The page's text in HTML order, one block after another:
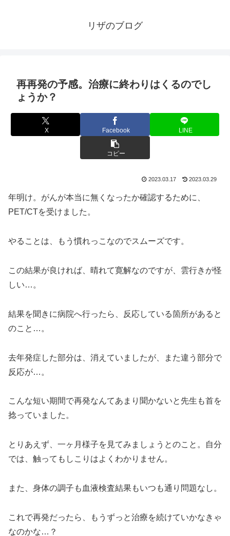
リザのブログ
再再発の予感。治療に終わりはくるのでし
ょうか？
X Facebook LINE
コピー
2023.03.17 2023.03.29
年明け。がんが本当に無くなったか確認するために、
PET/CTを受けました。
やることは、もう慣れっこなのでスムーズです。
この結果が良ければ、晴れて寛解なのですが、雲行きが怪
しい…。
結果を聞きに病院へ行ったら、反応している箇所があると
のこと…。
去年発症した部分は、消えていましたが、また違う部分で
反応が…。
こんな短い期間で再発なんてあまり聞かないと先生も首を
捻っていました。
とりあえず、一ヶ月様子を見てみましょうとのこと。自分
では、触ってもしこりはよくわかりません。
また、身体の調子も血液検査結果もいつも通り問題なし。
これで再発だったら、もうずっと治療を続けていかなきゃ
なのかな…？